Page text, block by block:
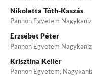
Nikoletta Tóth-Kaszás
Pannon Egyetem
Erzsébet Péter
Pannon Egyetem
Krisztina Keller
Pannon Egyetem,